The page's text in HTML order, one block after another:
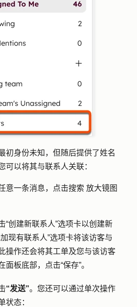
初身份未知，但随后提供了姓名
可以将其与联系人关联：
意一条消息，点击搜索 放大镜图
“创建新联系人”选项卡以创建新
加现有联系人”选项卡将该访客与
操作还会将其工单及您与该访客
面板底部，点击“保存”。
“发送”。您还可以通过单次操作
状态：